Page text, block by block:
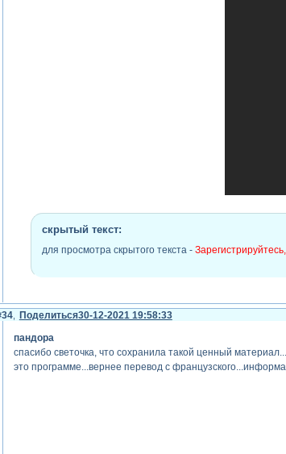
скрытый текст:
для просмотра скрытого текста -
Поделиться
34 30-12-2021 19:58:33
пандора
спасибо светочка, что сохранила такой ценный
это программе...вернее перевод с